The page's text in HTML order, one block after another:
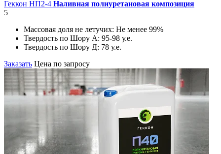
Геккон НП2-4 Наливная полиуретановая композиция
5
Массовая доля не летучих: Не менее 99%
Твердость по Шору А: 95-98 у.е.
Твердость по Шору Д: 78 у.е.
Заказать Цена по запросу